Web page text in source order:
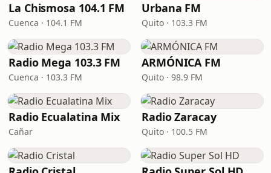
La Chismosa 104.1 FM
Cuenca · 104.1 FM
Urbana FM
Quito · 103.3 FM
Radio Mega 103.3 FM
Cuenca · 103.3 FM
ARMÓNICA FM
Quito · 98.9 FM
Radio Ecualatina Mix
Cañar
Radio Zaracay
Quito · 100.5 FM